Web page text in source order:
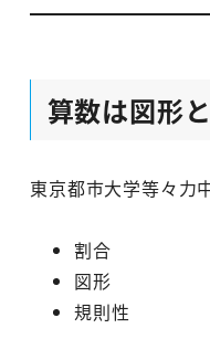
算数は図形
東京都市大学等々力
割合
図形
規則性